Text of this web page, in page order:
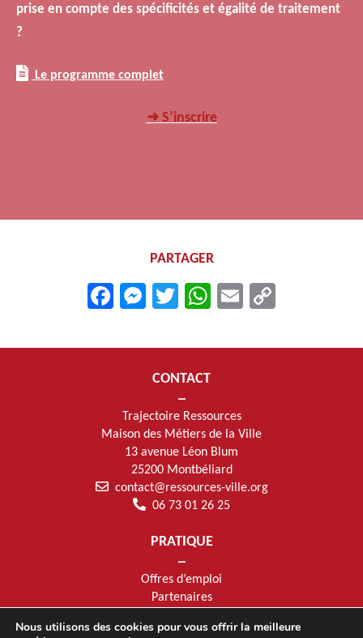
prise en compte des spécificités et égalité de traitement
?
Le programme complet
➜ S’inscrire
PARTAGER
Facebook
Messenger
TwitterWhatsApp
Email
CONTACT
Trajectoire Ressources
Maison des Métiers de la Ville
13 avenue Léon Blum
25200 Montbéliard
contact@ressources-ville.org
06 73 01 26 25
PRATIQUE
Offres d’emploi
Partenaires
Nous utilisons des cookies pour vous offrir la meilleure